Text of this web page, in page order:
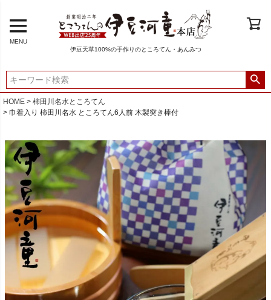
MENU
伊豆天草100%の手作りのところてん・あんみつ
HOME
柿田川名水ところてん
巾着入り 柿田川名水 ところてん6人前 木製突き棒付